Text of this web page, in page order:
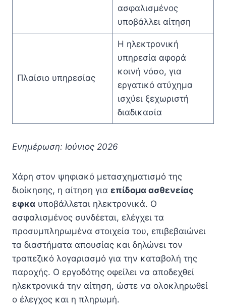
ασφαλισμένος
υποβάλλει αίτηση
Πλαίσιο υπηρεσίας
Η ηλεκτρονική
υπηρεσία αφορά
κοινή νόσο, για
εργατικό ατύχημα
ισχύει ξεχωριστή
διαδικασία
Ενημέρωση: Ιούνιος 2026
Χάρη στον ψηφιακό μετασχηματισμό της
διοίκησης, η αίτηση για επίδομα ασθενείας
εφκα υποβάλλεται ηλεκτρονικά. Ο
ασφαλισμένος συνδέεται, ελέγχει τα
προσυμπληρωμένα στοιχεία του, επιβεβαιώνει
τα διαστήματα απουσίας και δηλώνει τον
τραπεζικό λογαριασμό για την καταβολή της
παροχής. Ο εργοδότης οφείλει να αποδεχθεί
ηλεκτρονικά την αίτηση, ώστε να ολοκληρωθεί
ο έλεγχος και η πληρωμή.